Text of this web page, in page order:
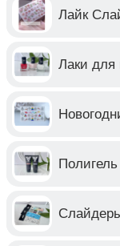
Лайк
Лаки для